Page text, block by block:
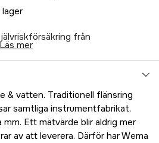
lager
från
läs mer
& vatten. Traditionell flänsring
samtliga instrumentfabrikat,
mm. Ett mätvärde blir aldrig mer
av att leverera. Därför har Wema